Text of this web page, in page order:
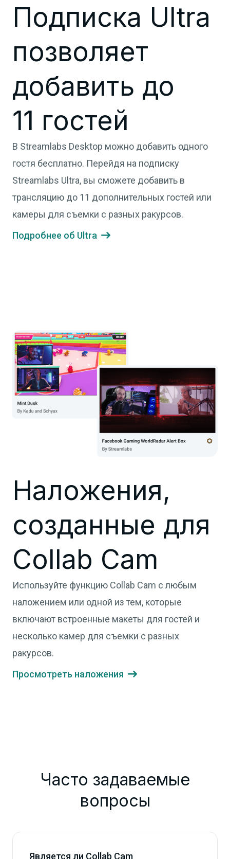
Подписка Ultra
позволяет
добавить до
11 гостей
В Streamlabs Desktop можно добавить одного
гостя бесплатно. Перейдя на подписку
Streamlabs Ultra, вы сможете добавить в
трансляцию до 11 дополнительных гостей или
камеры для съемки с разных ракурсов.
Подробнее об Ultra 
Наложения,
созданные для
Collab Cam
Используйте функцию Collab Cam с любым
наложением или одной из тем, которые
включают встроенные макеты для гостей и
несколько камер для съемки с разных
ракурсов.
Просмотреть наложения 
Часто задаваемые
вопросы
Является ли Collab Cam